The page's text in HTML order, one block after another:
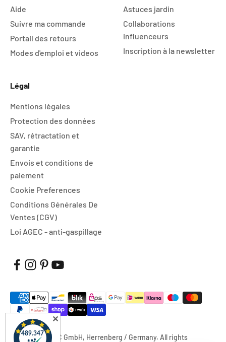
Aide
Suivre ma commande
Portail des retours
Modes d'emploi et videos
Astuces jardin
Collaborations
influenceurs
Inscription à la newsletter
Légal
Mentions légales
Protection des données
SAV, rétractation et
garantie
Envois et conditions de
paiement
Cookie Preferences
Conditions Générales De
Ventes (CGV)
Loi AGEC - anti-gaspillage
© 2026, FUXTEC GmbH, Herrenberg / Germany. All rights
✕